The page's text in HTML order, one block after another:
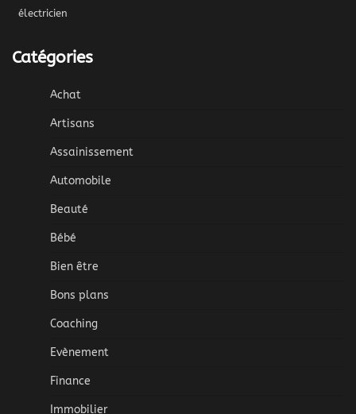
électricien
Catégories
Achat
Artisans
Assainissement
Automobile
Beauté
Bébé
Bien être
Bons plans
Coaching
Evènement
Finance
Immobilier